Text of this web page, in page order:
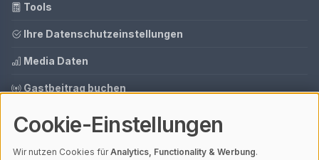
Tools
Ihre Datenschutzeinstellungen
Media Daten
Gastbeitrag buchen
Mit einemⓘ Affiliate-Linkgekennzeichnete Links unterstützen unsere
Cookie-Einstellungen
Wir nutzen Cookies fürAnalytics, Functionality & Werbung.